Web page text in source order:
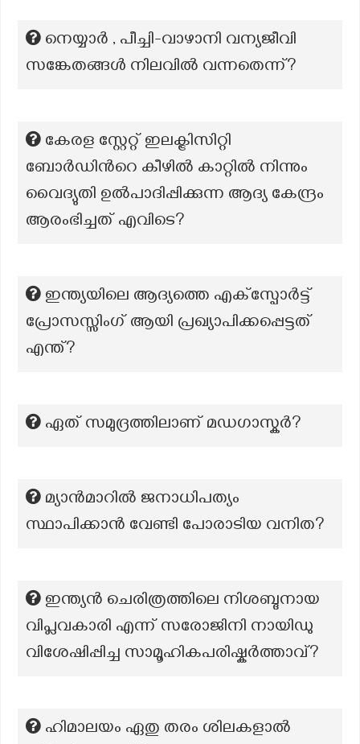
നെയ്യാർ , പീച്ചി-വാഴാനി വന്യജീവി
സങ്കേതങ്ങൾ നിലവിൽ വന്നതെന്ന്?
കേരള സ്റ്റേറ്റ് ഇലക്ട്രിസിറ്റി
ബോർഡിൻറെ കീഴിൽ കാറ്റിൽ നിന്നും
വൈദ്യുതി ഉൽപാദിപ്പിക്കുന്ന ആദ്യ കേന്ദ്രം
ആരംഭിച്ചത് എവിടെ?
ഇന്ത്യയിലെ ആദ്യത്തെ എക്സ്പോർട്ട്
പ്രോസസ്സിംഗ് ആയി പ്രഖ്യാപിക്കപ്പെട്ടത്
എന്ത്?
ഏത് സമുദ്രത്തിലാണ് മഡഗാസ്കർ?
മ്യാന്‍മാറില്‍ ജനാധിപത്യം
സ്ഥാപിക്കാന്‍ വേണ്ടി പോരാടിയ വനിത?
ഇന്ത്യൻ ചെരിത്രത്തിലെ നിശബ്ദനായ
വിപ്ലവകാരി എന്ന് സരോജിനി നായിഡു
വിശേഷിപ്പിച്ച സാമൂഹികപരിഷ്കർത്താവ്?
ഹിമാലയം ഏതു തരം ശിലകളാൽ